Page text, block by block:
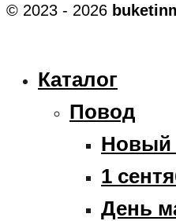
© 2023 - 2026
Каталог
Повод
Новый
1
День